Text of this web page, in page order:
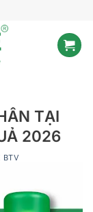
TẠI
2026
BTV